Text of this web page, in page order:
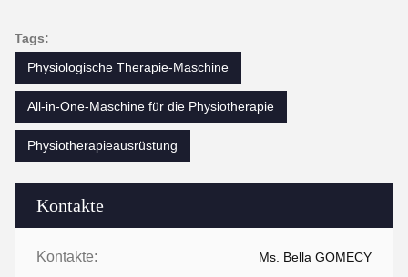
Kontakte
Kontakte: Ms. Bella GOMECY
Tags:
Physiologische Therapie-Maschine
All-in-One-Maschine für die Physiotherapie
Physiotherapieausrüstung